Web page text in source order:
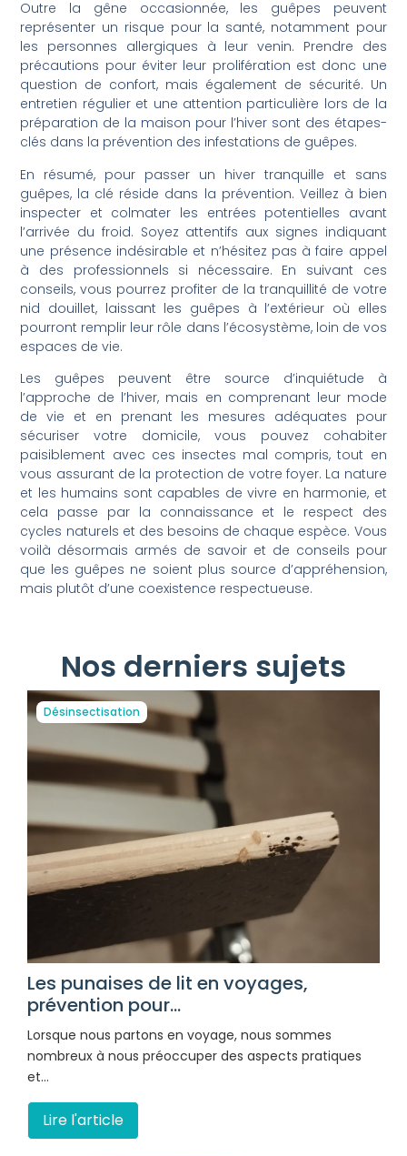
Outre la gêne occasionnée, les guêpes peuvent
représenter un risque pour la santé, notamment pour
les personnes allergiques à leur venin. Prendre des
précautions pour éviter leur prolifération est donc une
question de confort, mais également de sécurité. Un
entretien régulier et une attention particulière lors de la
préparation de la maison pour l’hiver sont des étapes-
clés dans la prévention des infestations de guêpes.
En résumé, pour passer un hiver tranquille et sans
guêpes, la clé réside dans la prévention. Veillez à bien
inspecter et colmater les entrées potentielles avant
l’arrivée du froid. Soyez attentifs aux signes indiquant
une présence indésirable et n’hésitez pas à faire appel
à des professionnels si nécessaire. En suivant ces
conseils, vous pourrez profiter de la tranquillité de votre
nid douillet, laissant les guêpes à l’extérieur où elles
pourront remplir leur rôle dans l’écosystème, loin de vos
espaces de vie.
Les guêpes peuvent être source d’inquiétude à
l’approche de l’hiver, mais en comprenant leur mode
de vie et en prenant les mesures adéquates pour
sécuriser votre domicile, vous pouvez cohabiter
paisiblement avec ces insectes mal compris, tout en
vous assurant de la protection de votre foyer. La nature
et les humains sont capables de vivre en harmonie, et
cela passe par la connaissance et le respect des
cycles naturels et des besoins de chaque espèce. Vous
voilà désormais armés de savoir et de conseils pour
que les guêpes ne soient plus source d’appréhension,
mais plutôt d’une coexistence respectueuse.
Nos derniers sujets
Désinsectisation
Les punaises de lit en voyages,
prévention pour...
Lorsque nous partons en voyage, nous sommes
nombreux à nous préoccuper des aspects pratiques
et…
Lire l'article